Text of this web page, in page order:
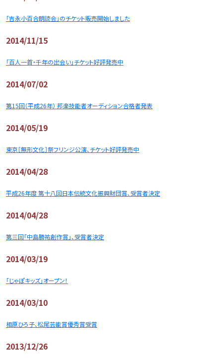
「吉永小百合朗読会」のチケット販売開始しました
2014/11/15
「百人一首・千年の出会い」チケット好評発売中
2014/07/02
第15回（平成26年） 邦楽技能者オーディション合格者発表
2014/05/19
東京［無形文化］祭フリンジ公演、チケット好評発売中
2014/04/28
平成26年度 第十八回日本伝統文化振興財団賞、受賞者決定
2014/04/28
第三回「中島勝祐創作賞」、受賞者決定
2014/03/19
「じゃぽキッズ」オープン！
2014/03/10
相原ひろ子、松尾芸能賞優秀賞受賞
2013/12/26